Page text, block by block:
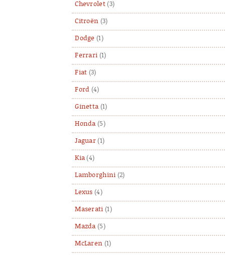
Chevrolet(3)
Citroën (3)
Dodge (1)
Ferrari (1)
Fiat (3)
Ford (4)
Ginetta (1)
Honda (5)
Jaguar (1)
Kia (4)
Lamborghini (2)
Lexus (4)
Maserati (1)
Mazda (5)
McLaren (1)